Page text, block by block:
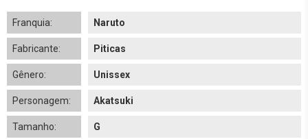
Franquia: Naruto
Fabricante: Piticas
Gênero: Unissex
Personagem: Akatsuki
Tamanho: G